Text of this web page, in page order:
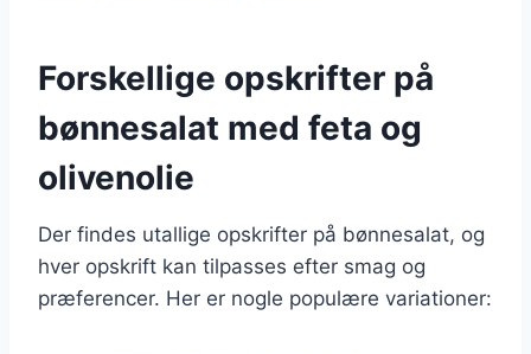
Forskellige opskrifter på
bønnesalat med feta og
olivenolie
Der findes utallige opskrifter på bønnesalat, og
hver opskrift kan tilpasses efter smag og
præferencer. Her er nogle populære variationer: